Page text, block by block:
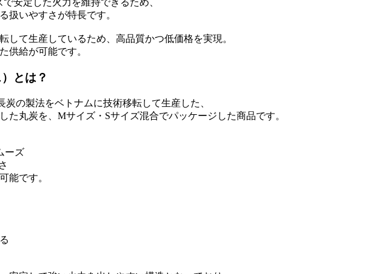
安定した火力を維持できるため、
扱いやすさが特長です。
して生産しているため、高品質かつ低価格を実現。
供給が可能です。
とは？
の製法をベトナムに技術移転して生産した、
た丸炭を、Mサイズ・Sサイズ混合でパッケージした商品です。
ーズ
能です。